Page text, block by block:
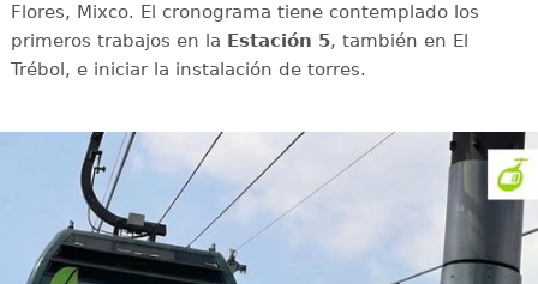
Flores, Mixco. El cronograma tiene contemplado los
primeros trabajos en la Estación 5, también en El
Trébol, e iniciar la instalación de torres.